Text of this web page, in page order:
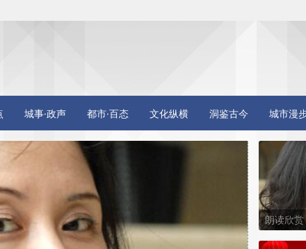
城事·政声 都市·百态 文化纵横 洞鉴古今 城市漫
朗读欣